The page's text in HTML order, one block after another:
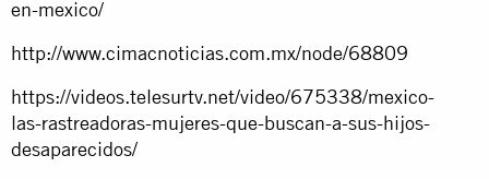
en-mexico/
http://www.cimacnoticias.com.mx/node/68809
https://videos.telesurtv.net/video/675338/mexico-
las-rastreadoras-mujeres-que-buscan-a-sus-hijos-
desaparecidos/